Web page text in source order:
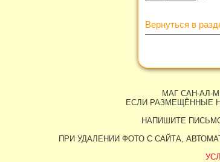
Вернуться в
МАГ САН-АЛ-
ЕСЛИ РАЗМЕЩЁННЫЕ
НАПИШИТЕ
ПРИ УДАЛЕНИИ ФОТО С САЙТА,